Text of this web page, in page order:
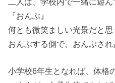
『おんぶ』
何とも微笑ましい光景だと
おんぶする側で、おんぶされ
小学校6年生となれば、体格